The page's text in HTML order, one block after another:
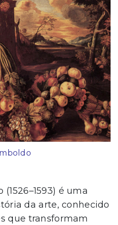
é uma
da arte, conhecido
que transformam